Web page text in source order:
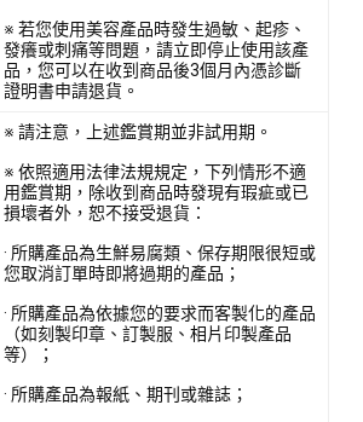
※ 若您使用美容產品時發生過敏、起疹、
發癢或刺痛等問題，請立即停止使用該產
品，您可以在收到商品後3個月內憑診斷
證明書申請退貨。
※ 請注意，上述鑑賞期並非試用期。
※ 依照適用法律法規規定，下列情形不適
用鑑賞期，除收到商品時發現有瑕疵或已
損壞者外，恕不接受退貨：
· 所購產品為生鮮易腐類、保存期限很短或
您取消訂單時即將過期的產品；
· 所購產品為依據您的要求而客製化的產品
（如刻製印章、訂製服、相片印製產品
等）；
· 所購產品為報紙、期刊或雜誌；